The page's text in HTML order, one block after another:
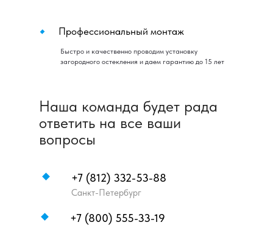
Профессиональный монтаж
Быстро и качественно проводим установку
загородного остекления и даем гарантию до 15 лет
Наша команда будет рада
ответить на все ваши
вопросы
+7 (800) 555-33-19
+7 (812) 332-53-88
Санкт-Петербург